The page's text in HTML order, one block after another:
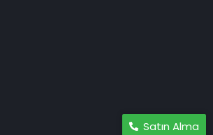
Satın Alma